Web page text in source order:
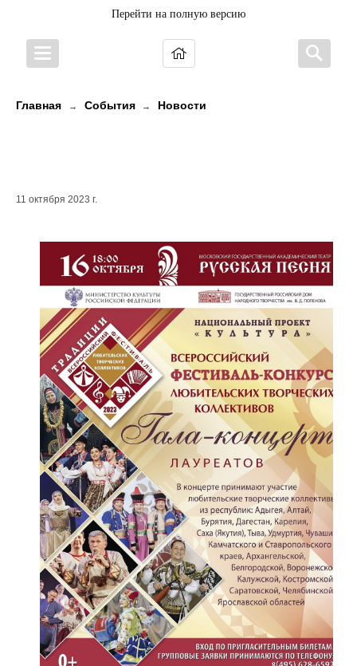
Перейти на полную версию
Главная → События → Новости
11 октября 2023 г.